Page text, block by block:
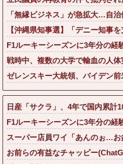
「無縁ビジネス」が急拡大…自
【沖縄県知事選】「デニー知事
F1ルーキーシーズンに3年分の経
戦時中、複数の大学で輸血の人
ゼレンスキー大統領、バイデン
日産「サクラ」、4年で国内累計
F1ルーキーシーズンに3年分の経
スーパー店員ワイ「あんのぉ…
お前らの有益なチャッピー